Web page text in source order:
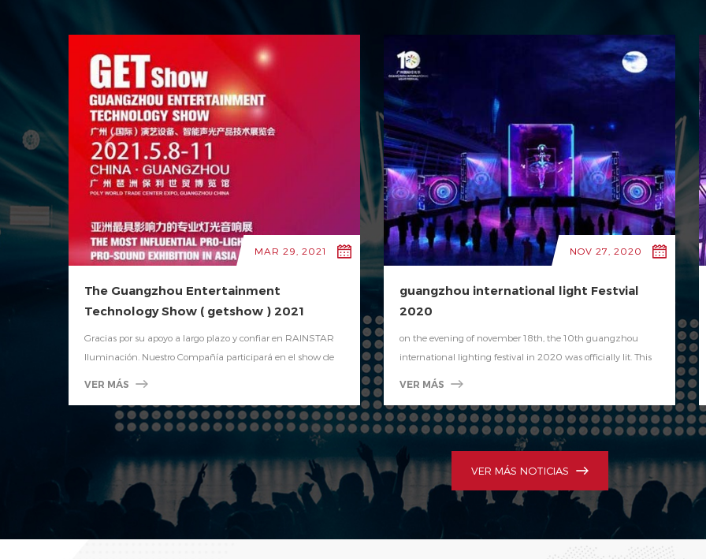
MAR 29, 2021
The Guangzhou Entertainment
Technology Show ( getshow ) 2021
Gracias por su apoyo a largo plazo y confiar en RAINSTAR
Iluminación. Nuestro Compañía participará en el show de
Booth.welcome Usted para visitar nuestro stand para
obtener orientación y negociación comercial. Dirección: Poly
11.may.2...
VER MÁS
NOV 27, 2020
guangzhou international light Festvial
2020
on the evening of november 18th, the 10th guangzhou
international lighting festival in 2020 was officially lit. This
Pati will be linked together and combined with innovative
methods such as the cloud light festival and webcast to
bring brilliant and colorful lighting works to mor...
VER MÁS
VER MÁS NOTICIAS